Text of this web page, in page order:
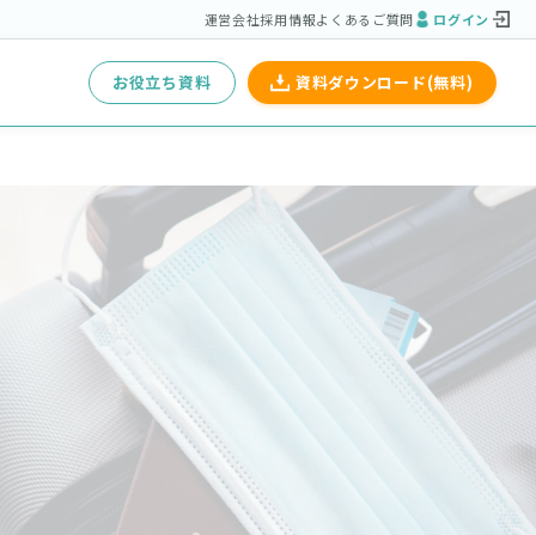
運営会社採用情報よくあるご質問 ログイン
お役立ち資料 資料ダウンロード(無料)